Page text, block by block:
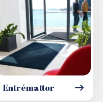
Entrémattor